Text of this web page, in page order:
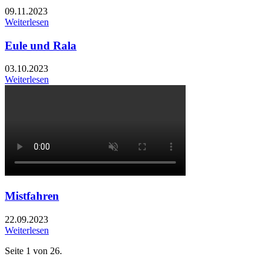
09.11.2023
Weiterlesen
Eule und Rala
03.10.2023
Weiterlesen
Mistfahren
22.09.2023
Weiterlesen
Seite 1 von 26.